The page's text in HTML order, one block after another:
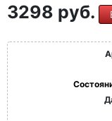
3298 руб.